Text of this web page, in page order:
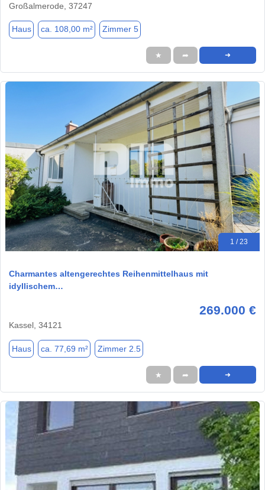
Großalmerode, 37247
Haus ca. 108,00 m² Zimmer 5
★ ➦ ➜
1 / 23
Charmantes altengerechtes Reihenmittelhaus mit
idyllischem…
269.000 €
Kassel, 34121
Haus ca. 77,69 m² Zimmer 2.5
★ ➦ ➜